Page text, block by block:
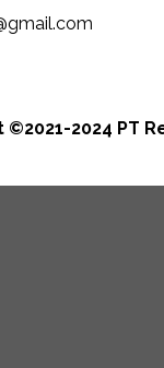
©2021-2024 PT